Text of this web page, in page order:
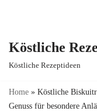
content
Köstliche
Köstliche Rezeptideen
Home » Köstliche
Genuss für besondere